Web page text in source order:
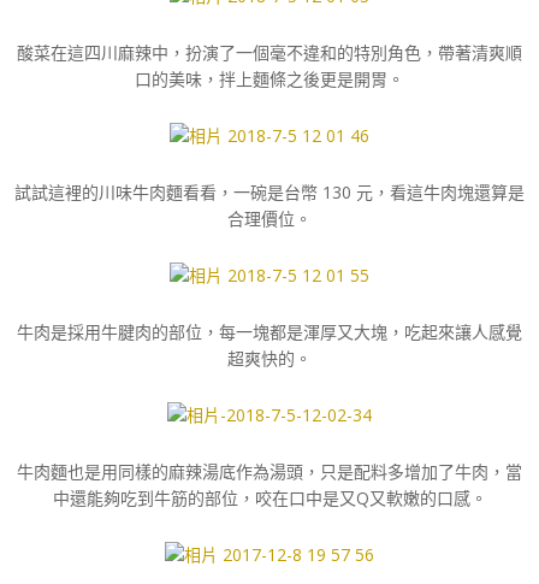
酸菜在這四川麻辣中，扮演了一個毫不違和的特別角色，帶著清爽順
口的美味，拌上麵條之後更是開胃。
試試這裡的川味牛肉麵看看，一碗是台幣 130 元，看這牛肉塊還算是
合理價位。
牛肉是採用牛腱肉的部位，每一塊都是渾厚又大塊，吃起來讓人感覺
超爽快的。
牛肉麵也是用同樣的麻辣湯底作為湯頭，只是配料多增加了牛肉，當
中還能夠吃到牛筋的部位，咬在口中是又Q又軟嫩的口感。